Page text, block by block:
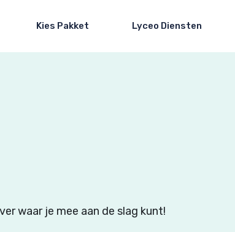
Kies Pakket Lyceo Diensten
waar je mee aan de slag kunt!